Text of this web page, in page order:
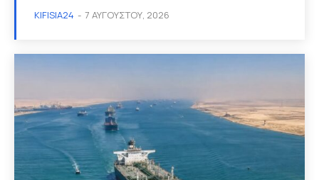
KIFISIA24 - 7 ΑΥΓΟΎΣΤΟΥ, 2026